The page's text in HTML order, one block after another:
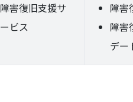
障害復旧支援サ
ービス
障害
障害
デー